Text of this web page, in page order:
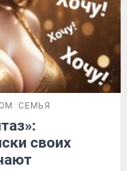
СЕМЬЯ
своих